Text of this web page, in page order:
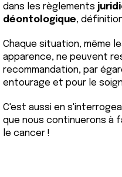
dans les règlements
déontologique,
Chaque situation, même
apparence, ne peuvent
recommandation, par
entourage et pour le
C'est aussi en
que nous continuerons à
le cancer !